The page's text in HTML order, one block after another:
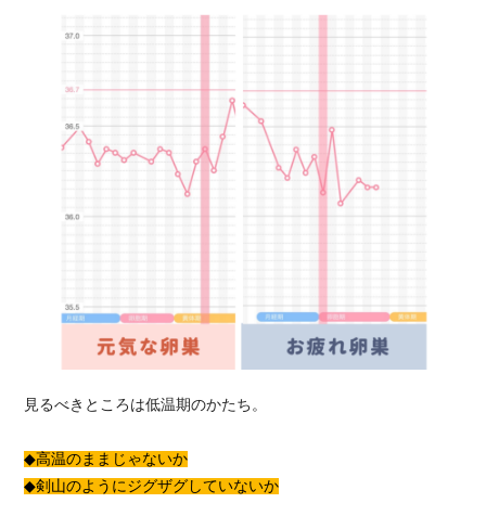
見るべきところは低温期のかたち。
◆高温のままじゃないか
◆剣山のようにジグザグしていないか